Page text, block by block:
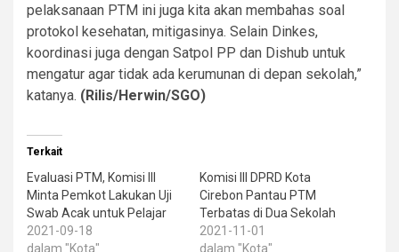
pelaksanaan PTM ini juga kita akan membahas soal
protokol kesehatan, mitigasinya. Selain Dinkes,
koordinasi juga dengan Satpol PP dan Dishub untuk
mengatur agar tidak ada kerumunan di depan sekolah,”
katanya. (Rilis/Herwin/SGO)
Terkait
Evaluasi PTM, Komisi III
Minta Pemkot Lakukan Uji
Swab Acak untuk Pelajar
2021-09-18
dalam "Kota"
Komisi III DPRD Kota
Cirebon Pantau PTM
Terbatas di Dua Sekolah
2021-11-01
dalam "Kota"